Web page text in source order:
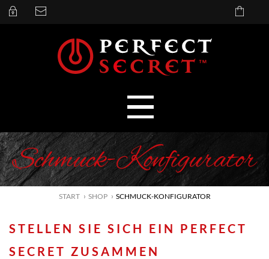
Schmuck-Konfigurator
START SHOP SCHMUCK-KONFIGURATOR
STELLEN SIE SICH EIN PERFECT
SECRET ZUSAMMEN